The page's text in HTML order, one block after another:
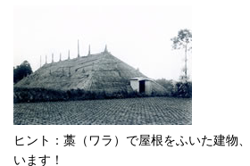
ヒント：藁（ワラ）で屋根をふいた建物
います！